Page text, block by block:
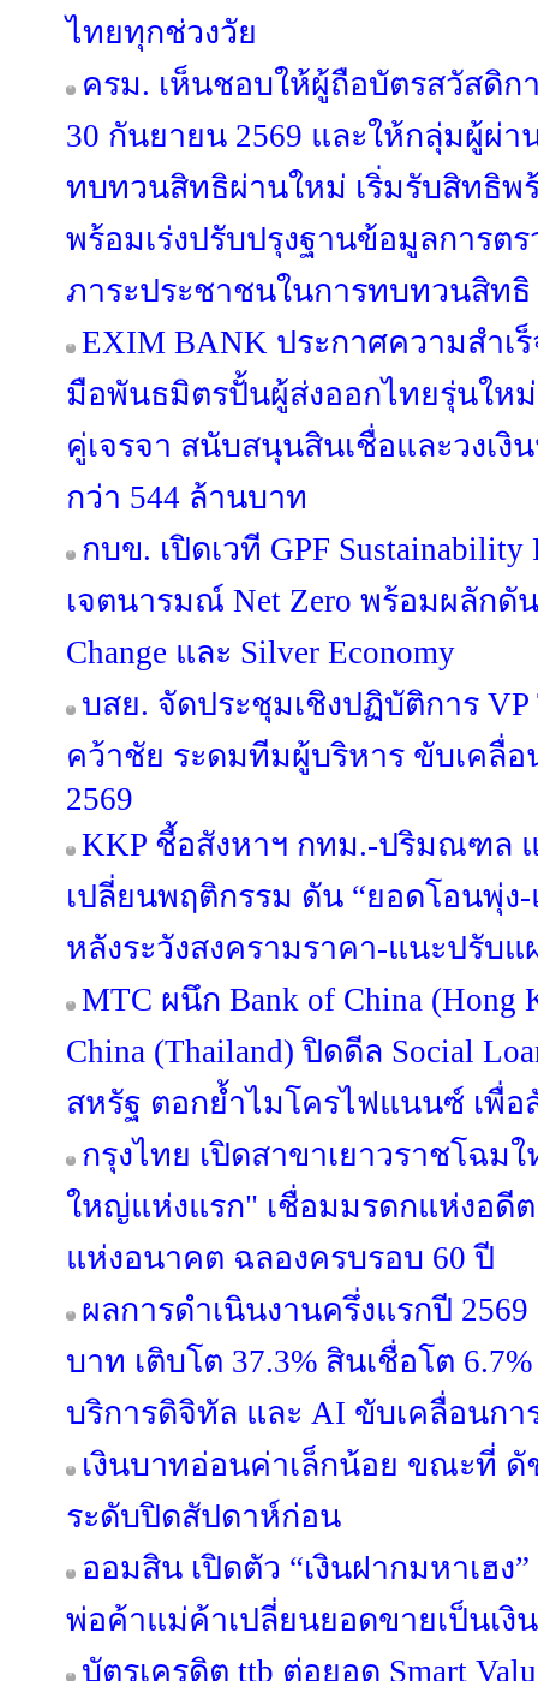
ไทยทุกช่วงวัย
ครม. เห็นชอบให้ผู้ถือบัตรสวัสดิก
30 กันยายน 2569 และให้กลุ่มผู้ผ่
ทบทวนสิทธิผ่านใหม่ เริ่มรับสิทธิพ
พร้อมเร่งปรับปรุงฐานข้อมูลการ
ภาระประชาชนในการทบทวนสิทธิ
EXIM BANK ประกาศความสำเ
มือพันธมิตรปั้นผู้ส่งออกไทยรุ่นใหม่
คู่เจรจา สนับสนุนสินเชื่อและวงเงิ
กว่า 544 ล้านบาท
กบข. เปิดเวที GPF Sustainability
เจตนารมณ์ Net Zero พร้อมผลักดั
Change และ Silver Economy
บสย. จัดประชุมเชิงปฏิบัติการ VP
คว้าชัย ระดมทีมผู้บริหาร ขับเคลื่อ
2569
KKP ชี้อสังหาฯ กทม.-ปริมณฑล
เปลี่ยนพฤติกรรม ดัน “ยอดโอนพุ่ง
หลังระวังสงครามราคา-แนะปรับแ
MTC ผนึก Bank of China (Hong
China (Thailand) ปิดดีล Social
สหรัฐ ตอกย้ำไมโครไฟแนนซ์ เพื่
กรุงไทย เปิดสาขาเยาวราชโฉ
ใหญ่แห่งแรก" เชื่อมมรดกแห่งอดี
แห่งอนาคต ฉลองครบรอบ 60 ปี
ผลการดำเนินงานครึ่งแรกปี
บาท เติบโต 37.3% สินเชื่อโต
บริการดิจิทัล และ AI ขับเคลื่อนกา
เงินบาทอ่อนค่าเล็กน้อย ขณะที่
ระดับปิดสัปดาห์ก่อน
ออมสิน เปิดตัว “เงินฝากมหาเฮง
พ่อค้าแม่ค้าเปลี่ยนยอดขายเป็นเงิ
บัตรเครดิต ttb ต่อยอด Smart